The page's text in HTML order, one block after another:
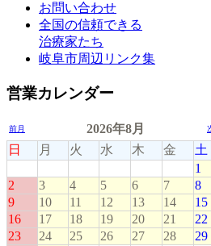
お問い合わせ
全国の信頼できる
治療家たち
岐阜市周辺リンク集
営業カレンダー